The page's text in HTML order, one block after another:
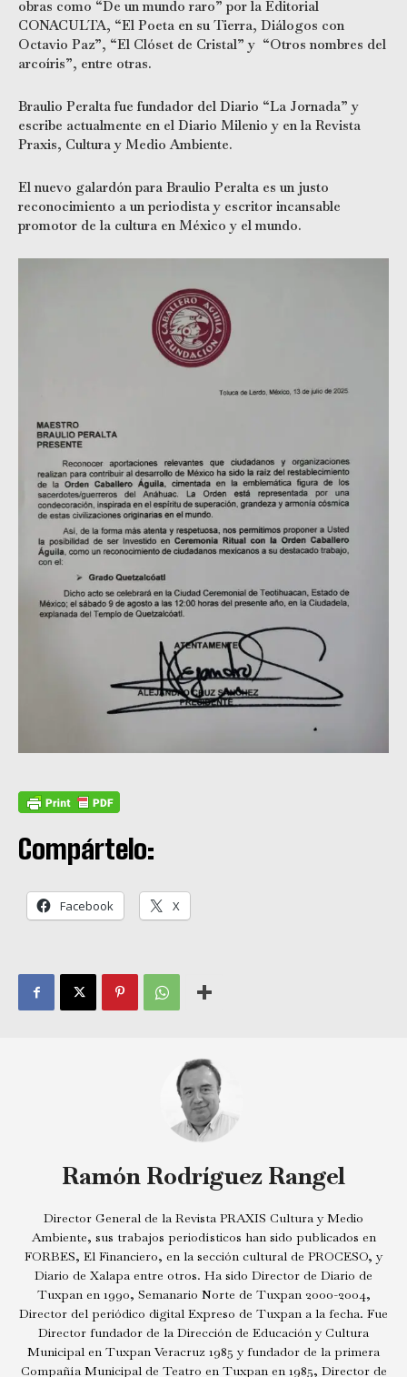
obras como “De un mundo raro” por la Editorial
CONACULTA, “El Poeta en su Tierra, Diálogos con
Octavio Paz”, “El Clóset de Cristal” y “Otros nombres del
arcoíris”, entre otras.
Braulio Peralta fue fundador del Diario “La Jornada” y
escribe actualmente en el Diario Milenio y en la Revista
Praxis, Cultura y Medio Ambiente.
El nuevo galardón para Braulio Peralta es un justo
reconocimiento a un periodista y escritor incansable
promotor de la cultura en México y el mundo.
Compártelo:
Facebook X
Ramón Rodríguez Rangel
Director General de la Revista PRAXIS Cultura y Medio
Ambiente, sus trabajos periodísticos han sido publicados en
FORBES, El Financiero, en la sección cultural de PROCESO, y
Diario de Xalapa entre otros. Ha sido Director de Diario de
Tuxpan en 1990, Semanario Norte de Tuxpan 2000-2004,
Director del periódico digital Expreso de Tuxpan a la fecha. Fue
Director fundador de la Dirección de Educación y Cultura
Municipal en Tuxpan Veracruz 1985 y fundador de la primera
Compañía Municipal de Teatro en Tuxpan en 1985, Director de